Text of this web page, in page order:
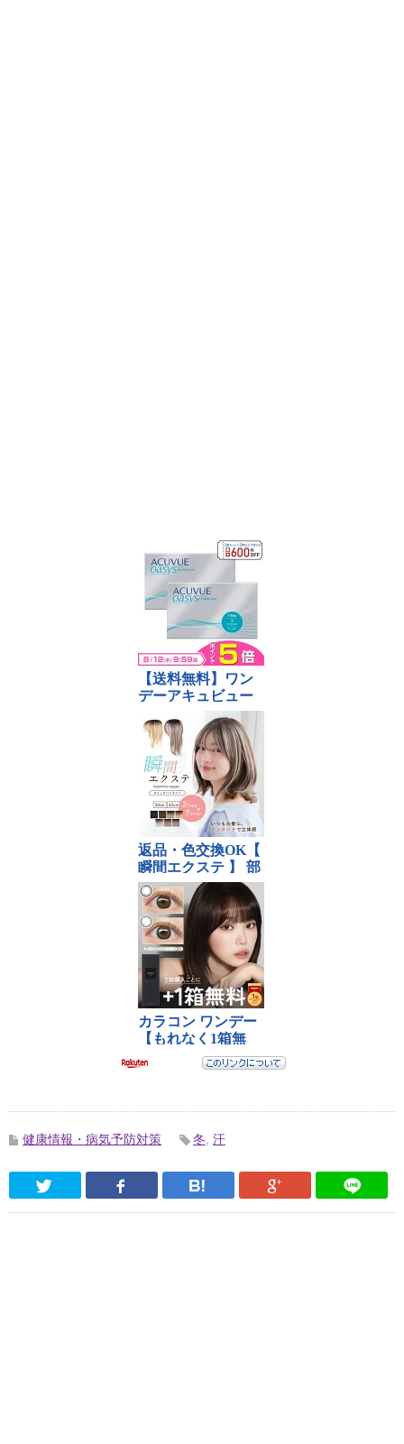
健康情報・病気予防対策 冬 汗
Twitter Facebook はてなブックマーク
Google